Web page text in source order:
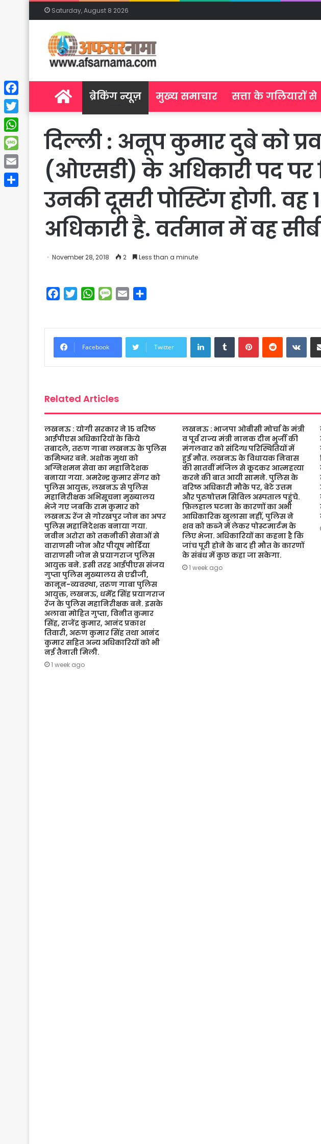
Saturday, August 8 2026
Homeब्रेकिंग न्यूज़ मुख्य समाचार सत्ता के गलियारों से
दिल्ली : अनूप कुमार दुबे को
(ओएसडी) के अधिकारी पद पर
उनकी दूसरी पोस्टिंग होगी.
अधिकारी है. वर्तमान में वह
November 28, 2018 2 Less than a minute
b
o
e
W
s
A
M
g
Facebook Twitter
LinkedInTumblrPinterestReddit
Related Articles
लखनऊ : योगी सरकार ने 15 वरिष्ठ
आईपीएस अधिकारियों के किये
तबादले, तरुण गाबा लखनऊ के पुलिस
कमिश्नर बने. अशोक मुथा को
अग्निशमन सेवा का महानिदेशक
बनाया गया. अमरेन्द्र कुमार सेंगर को
पुलिस आयुक्त, लखनऊ से पुलिस
महानिरीक्षक अभिसूचना मुख्यालय
भेजे गए जबकि राम कुमार को
लखनऊ रेंज से गोरखपुर जोन का अपर
पुलिस महानिदेशक बनाया गया.
नवीन अरोरा को तकनीकी सेवाओं से
वाराणसी जोन और पीयूष मोर्डिया
वाराणसी जोन से प्रयागराज पुलिस
आयुक्त बने. इसी तरह आईपीएस संजय
गुप्ता पुलिस मुख्यालय से एडीजी,
कानून-व्यवस्था, तरुण गाबा पुलिस
आयुक्त, लखनऊ, धर्मेंद्र सिंह प्रयागराज
रेंज के पुलिस महानिरीक्षक बने. इसके
अलावा मोहित गुप्ता, विनीत कुमार
सिंह, राजेंद्र कुमार, आनंद प्रकाश
तिवारी, अरुण कुमार सिंह तथा आनंद
कुमार सहित अन्य अधिकारियों को भी
नई तैनाती मिली.
1 week ago
लखनऊ : भाजपा ओबीसी मोर्चा के मंत्री
व पूर्व राज्य मंत्री नानक दीन भुर्जी की
मंगलवार को संदिग्ध परिस्थितियों में
हुई मौत. लखनऊ के विधायक निवास
की सातवीं मंजिल से कूदकर आत्महत्या
करने की बात आयी सामने. पुलिस के
वरिष्ठ अधिकारी मौके पर, बेटे उत्तम
और पुरुषोत्तम सिविल अस्पताल पहुंचे.
फ़िलहाल घटना के कारणों का अभी
आधिकारिक खुलासा नहीं, पुलिस ने
शव को कब्जे में लेकर पोस्टमार्टम के
लिए भेजा. अधिकारियों का कहना है कि
जांच पूरी होने के बाद ही मौत के कारणों
के संबंध में कुछ कहा जा सकेगा.
1 week ago
Facebook
Twitter
WhatsApp
Message
Email